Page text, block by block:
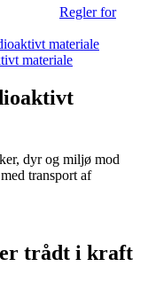
Regler for
materiale
materiale
dyr og miljø mod
transport af
er trådt i kraft